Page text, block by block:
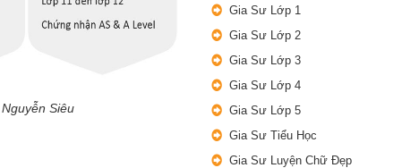
Siêu
Gia Sư Lớp 1
Gia Sư Lớp 2
Gia Sư Lớp 3
Gia Sư Lớp 4
Gia Sư Lớp 5
Gia Sư Tiểu Học
Gia Sư Luyện Chữ Đẹp